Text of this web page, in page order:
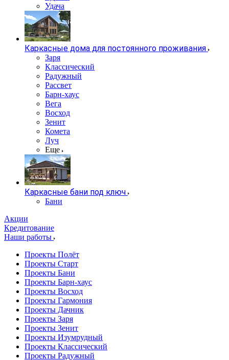
Удача
Каркасные дома для постоянного проживания
Заря
Классический
Радужный
Рассвет
Барн-хаус
Вега
Восход
Зенит
Комета
Луч
Еще
Каркасные бани под ключ
Бани
Акции
Кредитование
Наши работы
Проекты Полёт
Проекты Старт
Проекты Бани
Проекты Барн-хаус
Проекты Восход
Проекты Гармония
Проекты Дачник
Проекты Заря
Проекты Зенит
Проекты Изумрудный
Проекты Классический
Проекты Радужный